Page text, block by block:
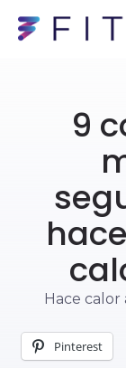
9
Hace calor
Pinterest